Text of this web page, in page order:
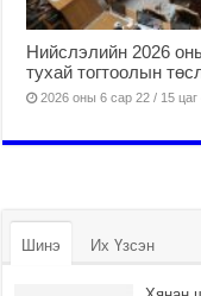
Нийслэлийн 2026
тухай тогтоолын
2026 оны 6 сар 22 / 15
Шинэ Их Үзсэн